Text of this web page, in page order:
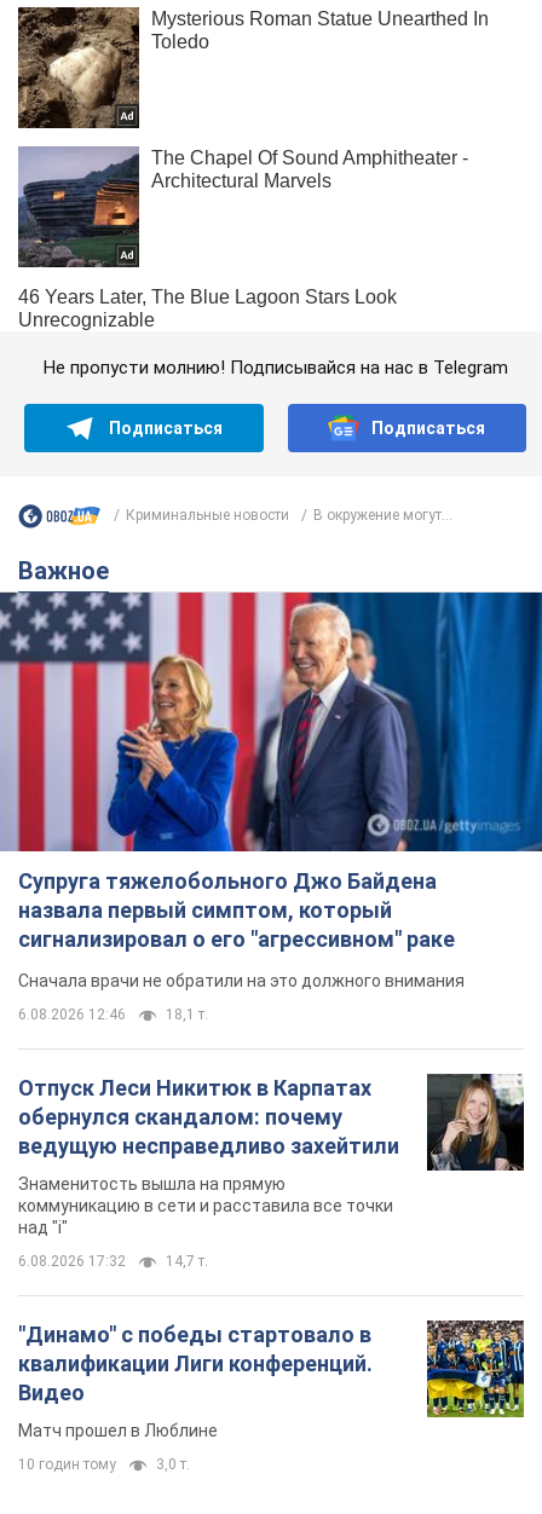
Не пропусти молнию! Подписывайся на нас в Telegram
Подписаться Подписаться
Криминальные новости В окружение могут...
Важное
Супруга тяжелобольного Джо Байдена
назвала первый симптом, который
сигнализировал о его "агрессивном" раке
Сначала врачи не обратили на это должного внимания
6.08.2026 12:46 18,1 т.
Отпуск Леси Никитюк в Карпатах
обернулся скандалом: почему
ведущую несправедливо захейтили
Знаменитость вышла на прямую
коммуникацию в сети и расставила все точки
над "i"
6.08.2026 17:32 14,7 т.
"Динамо" с победы стартовало в
квалификации Лиги конференций.
Видео
Матч прошел в Люблине
10 годин тому 3,0 т.